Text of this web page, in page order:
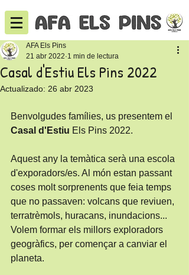
Casal d'Estiu Els Pins 2022
AFA Els Pins
21 abr 2022 1 min de lectura
Actualizado: 26 abr 2023
Benvolgudes famílies, us presentem el
Casal d'Estiu Els Pins 2022.
Aquest any la temàtica serà una escola
d'exporadors/es. Al món estan passant
coses molt sorprenents que feia temps
que no passaven: volcans que reviuen,
terratrèmols, huracans, inundacions...
Volem formar els millors exploradors
geogràfics, per començar a canviar el
planeta.